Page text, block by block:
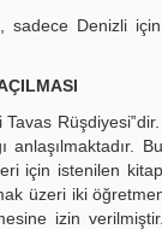
Denizli
için istenilen
üzeri iki
izin